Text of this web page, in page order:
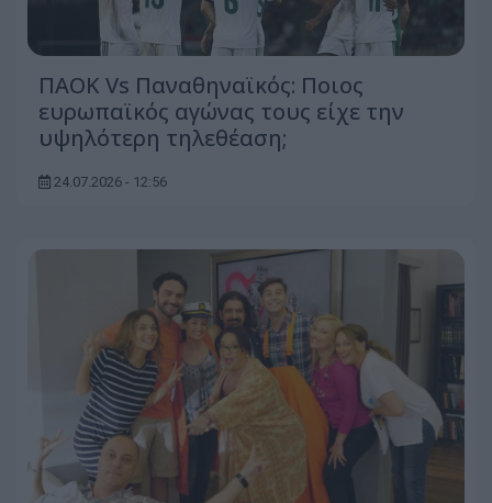
ΠΑΟΚ Vs Παναθηναϊκός: Ποιος
ευρωπαϊκός αγώνας τους είχε την
υψηλότερη τηλεθέαση;
24.07.2026 - 12:56